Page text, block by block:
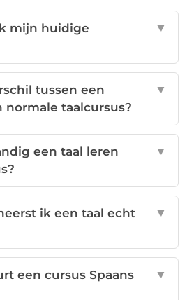
mijn huidige
▼
tussen een
normale taalcursus?
▼
een taal leren
▼
ik een taal echt
▼
een cursus Spaans
▼